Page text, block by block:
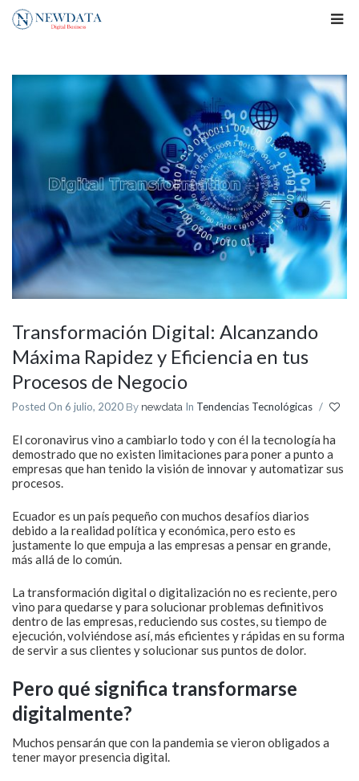
Transformación Digital: Alcanzando
Máxima Rapidez y Eficiencia en tus
Procesos de Negocio
Posted On 6 julio, 2020 By newdata In Tendencias Tecnológicas /
El coronavirus vino a cambiarlo todo y con él la tecnología ha
demostrado que no existen limitaciones para poner a punto a
empresas que han tenido la visión de innovar y automatizar sus
procesos.
Ecuador es un país pequeño con muchos desafíos diarios
debido a la realidad política y económica, pero esto es
justamente lo que empuja a las empresas a pensar en grande,
más allá de lo común.
La transformación digital o digitalización no es reciente, pero
vino para quedarse y para solucionar problemas definitivos
dentro de las empresas, reduciendo sus costes, su tiempo de
ejecución, volviéndose así, más eficientes y rápidas en su forma
de servir a sus clientes y solucionar sus puntos de dolor.
Pero qué significa transformarse
digitalmente?
Muchos pensarán que con la pandemia se vieron obligados a
tener mayor presencia digital.